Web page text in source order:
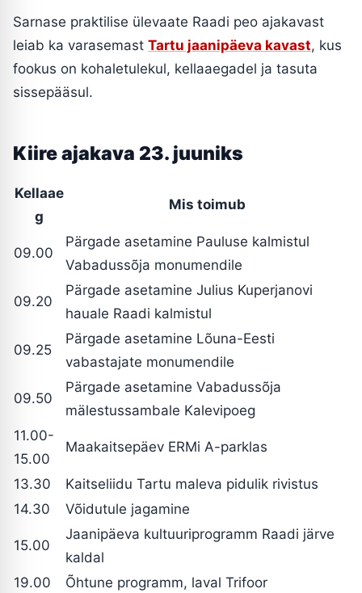
Sarnase praktilise ülevaate Raadi peo ajakavast
leiab ka varasemast Tartu jaanipäeva kavast, kus
fookus on kohaletulekul, kellaaegadel ja tasuta
sissepääsul.
Kiire ajakava 23. juuniks
Kellaae
g
Mis toimub
09.00
Pärgade asetamine Pauluse kalmistul
Vabadussõja monumendile
09.20
Pärgade asetamine Julius Kuperjanovi
hauale Raadi kalmistul
09.25
Pärgade asetamine Lõuna-Eesti
vabastajate monumendile
09.50
Pärgade asetamine Vabadussõja
mälestussambale Kalevipoeg
11.00-
15.00
Maakaitsepäev ERMi A-parklas
13.30
Kaitseliidu Tartu maleva pidulik rivistus
14.30
Võidutule jagamine
15.00
Jaanipäeva kultuuriprogramm Raadi järve
kaldal
19.00
Õhtune programm, laval Trifoor